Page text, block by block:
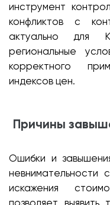
инструмент
конфликтов с
актуально для
региональные
корректного
индексов цен.
Причины
Ошибки и
невнимательности
искажения
позволяет